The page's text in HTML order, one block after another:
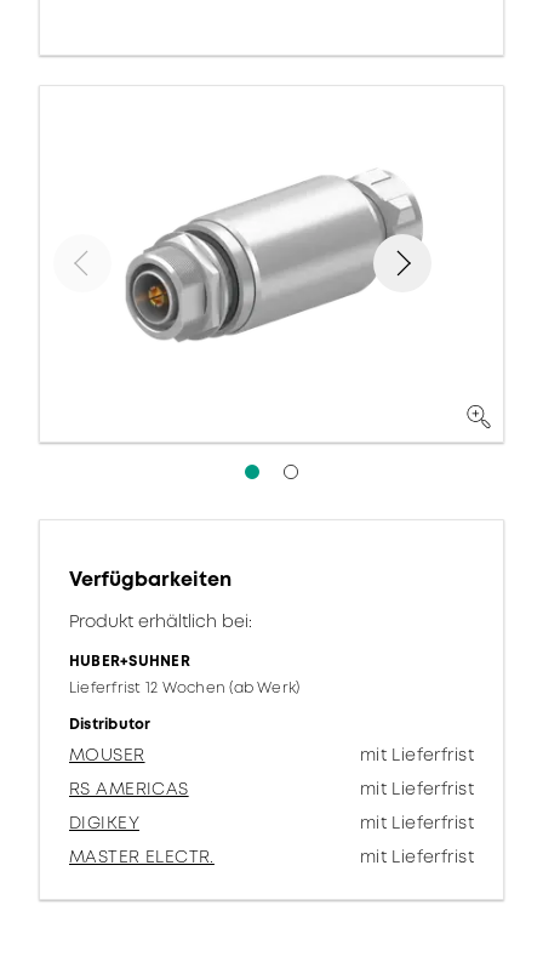
Verfügbarkeiten
Produkt erhältlich bei:
HUBER+SUHNER
Lieferfrist 12 Wochen (ab Werk)
Distributor
MOUSER
mit Lieferfrist
RS AMERICAS
mit Lieferfrist
DIGIKEY
mit Lieferfrist
MASTER ELECTR.
mit Lieferfrist